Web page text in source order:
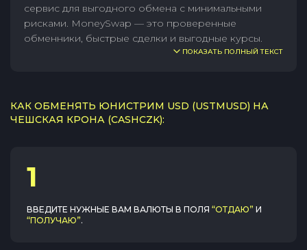
сервис для выгодного обмена с минимальными
рисками. MoneySwap — это проверенные
обменники, быстрые сделки и выгодные курсы.
ПОКАЗАТЬ ПОЛНЫЙ ТЕКСТ
КАК ОБМЕНЯТЬ ЮНИСТРИМ USD (USTMUSD) НА
ЧЕШСКАЯ КРОНА (CASHCZK):
1
ВВЕДИТЕ НУЖНЫЕ ВАМ ВАЛЮТЫ В ПОЛЯ “ОТДАЮ” И
“ПОЛУЧАЮ”.